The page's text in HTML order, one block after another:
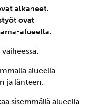
alkaneet.
ovat
alueella.
alueella
ja länteen.
sisemmällä alueella